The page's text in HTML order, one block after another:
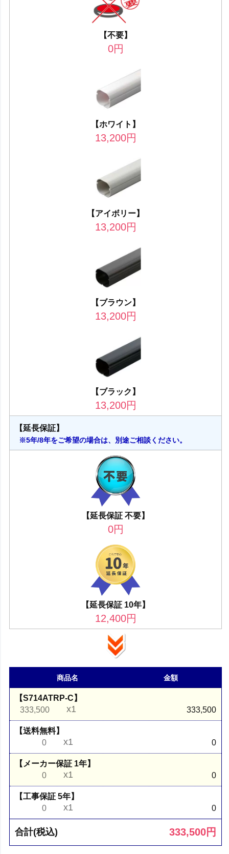
【不要】
0円
【ホワイト】
13,200円
【アイボリー】
13,200円
【ブラウン】
13,200円
【ブラック】
13,200円
【延長保証】
※5年/8年をご希望の場合は、別途ご相談ください。
【延長保証 不要】
0円
【延長保証 10年】
12,400円
商品名 金額
【S714ATRP-C】
333,500
x1 333,500
【送料無料】
0
x1 0
【メーカー保証 1年】
0
x1 0
【工事保証 5年】
0
x1 0
合計(税込) 333,500円